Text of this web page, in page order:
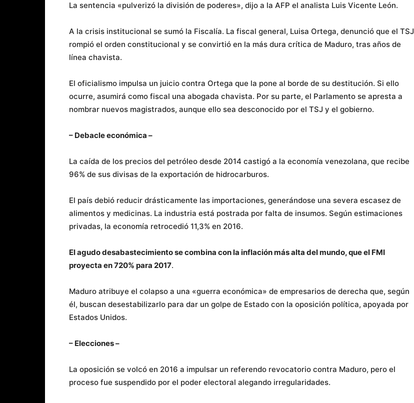
La sentencia «pulverizó la división de poderes», dijo a la AFP el analista Luis Vicente León.
A la crisis institucional se sumó la Fiscalía. La fiscal general, Luisa Ortega, denunció que el TSJ
rompió el orden constitucional y se convirtió en la más dura crítica de Maduro, tras años de
línea chavista.
El oficialismo impulsa un juicio contra Ortega que la pone al borde de su destitución. Si ello
ocurre, asumirá como fiscal una abogada chavista. Por su parte, el Parlamento se apresta a
nombrar nuevos magistrados, aunque ello sea desconocido por el TSJ y el gobierno.
– Debacle económica –
La caída de los precios del petróleo desde 2014 castigó a la economía venezolana, que recibe
96% de sus divisas de la exportación de hidrocarburos.
El país debió reducir drásticamente las importaciones, generándose una severa escasez de
alimentos y medicinas. La industria está postrada por falta de insumos. Según estimaciones
privadas, la economía retrocedió 11,3% en 2016.
El agudo desabastecimiento se combina con la inflación más alta del mundo, que el FMI
proyecta en 720% para 2017.
Maduro atribuye el colapso a una «guerra económica» de empresarios de derecha que, según
él, buscan desestabilizarlo para dar un golpe de Estado con la oposición política, apoyada por
Estados Unidos.
– Elecciones –
La oposición se volcó en 2016 a impulsar un referendo revocatorio contra Maduro, pero el
proceso fue suspendido por el poder electoral alegando irregularidades.